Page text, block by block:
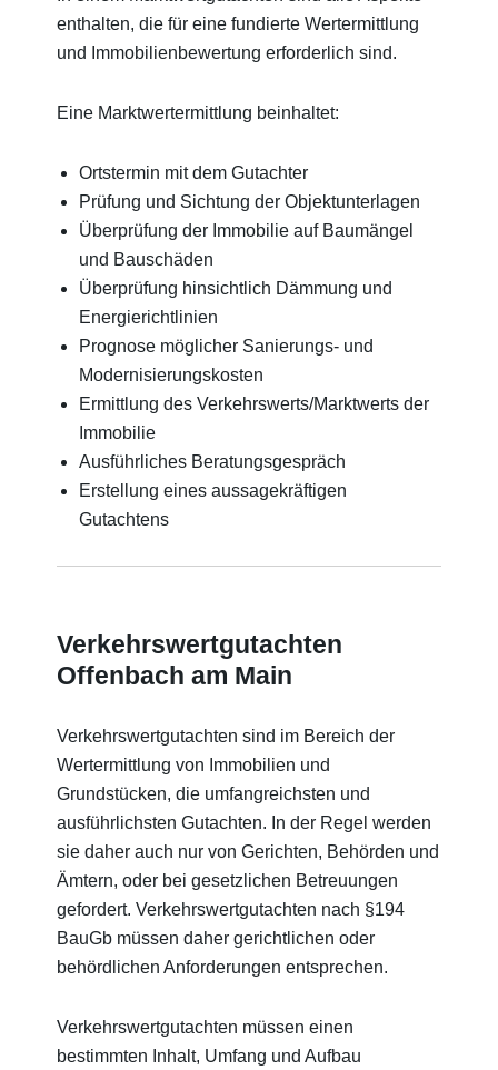
enthalten, die für eine fundierte Wertermittlung
und Immobilienbewertung erforderlich sind.
Eine Marktwertermittlung beinhaltet:
Ortstermin mit dem Gutachter
Prüfung und Sichtung der Objektunterlagen
Überprüfung der Immobilie auf Baumängel
und Bauschäden
Überprüfung hinsichtlich Dämmung und
Energierichtlinien
Prognose möglicher Sanierungs- und
Modernisierungskosten
Ermittlung des Verkehrswerts/Marktwerts der
Immobilie
Ausführliches Beratungsgespräch
Erstellung eines aussagekräftigen
Gutachtens
Verkehrswertgutachten
Offenbach am Main
Verkehrswertgutachten sind im Bereich der
Wertermittlung von Immobilien und
Grundstücken, die umfangreichsten und
ausführlichsten Gutachten. In der Regel werden
sie daher auch nur von Gerichten, Behörden und
Ämtern, oder bei gesetzlichen Betreuungen
gefordert. Verkehrswertgutachten nach §194
BauGb müssen daher gerichtlichen oder
behördlichen Anforderungen entsprechen.
Verkehrswertgutachten müssen einen
bestimmten Inhalt, Umfang und Aufbau